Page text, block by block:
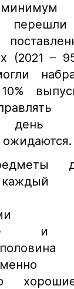
(2021 –
день
ожидаются.
и